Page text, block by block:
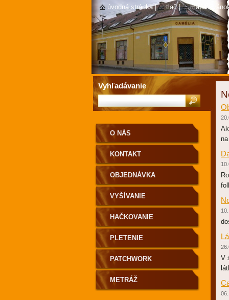
V
O NÁS
KONTAKT
OBJEDNÁVKA
VYŠÍVANIE
HAČKOVANIE
PLETENIE
PATCHWORK
METRÁŽ
Vyhľadávanie
úvodná stránka | tlač | mapa